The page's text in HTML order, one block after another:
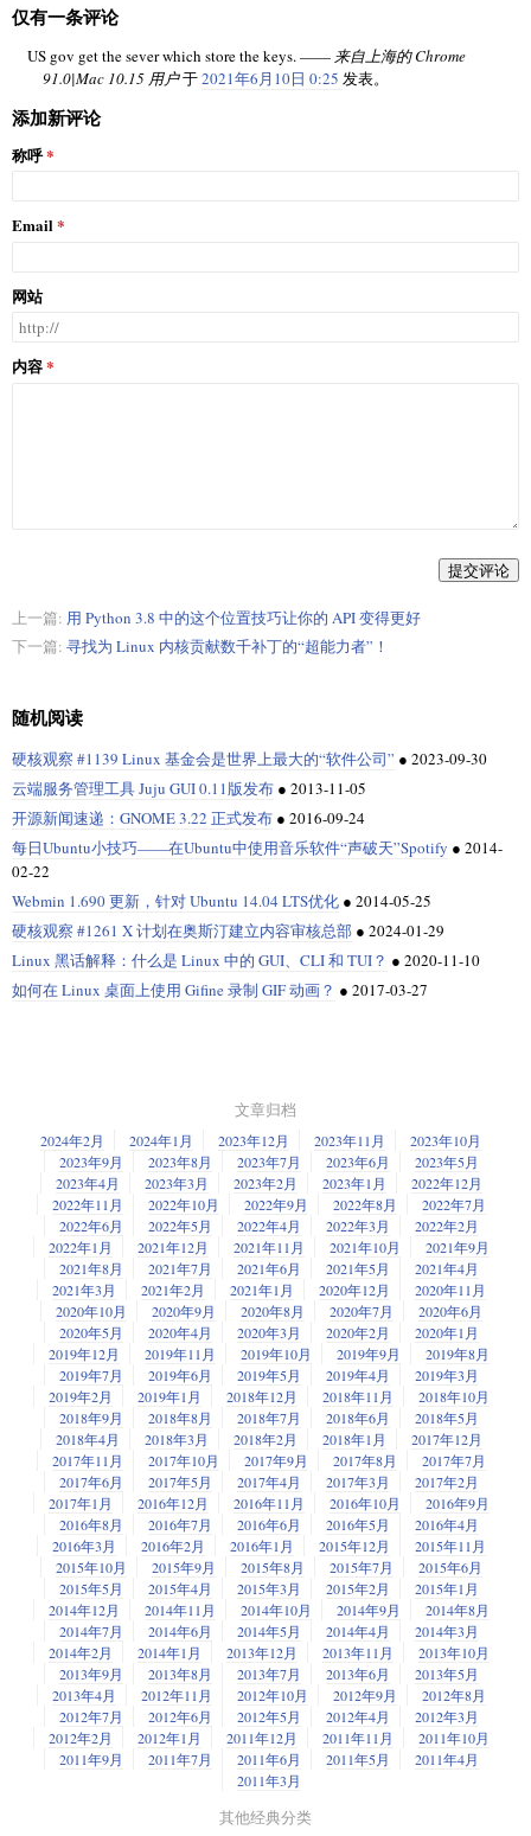
仅有一条评论
US gov get the sever which store the keys. —— 来自上海的 Chrome
91.0|Mac 10.15 用户于2021年6月10日 0:25 发表。
添加新评论
称呼
Email
网站
内容
提交评论
上一篇: 用 Python 3.8 中的这个位置技巧让你的 API 变得更好
下一篇: 寻找为 Linux 内核贡献数千补丁的“超能力者”！
随机阅读
硬核观察 #1139 Linux 基金会是世界上最大的“软件公司” ● 2023-09-30
云端服务管理工具 Juju GUI 0.11版发布 ● 2013-11-05
开源新闻速递：GNOME 3.22 正式发布 ● 2016-09-24
每日Ubuntu小技巧——在Ubuntu中使用音乐软件“声破天”Spotify ● 2014-
02-22
Webmin 1.690 更新，针对 Ubuntu 14.04 LTS优化 ● 2014-05-25
硬核观察 #1261 X 计划在奥斯汀建立内容审核总部 ● 2024-01-29
Linux 黑话解释：什么是 Linux 中的 GUI、CLI 和 TUI？ ● 2020-11-10
如何在 Linux 桌面上使用 Gifine 录制 GIF 动画？ ● 2017-03-27
文章归档
2024年2月 2024年1月 2023年12月 2023年11月
2023年10月
2023年9月
2023年8月 2023年7月 2023年6月
2023年5月
2023年4月
2023年3月 2023年2月 2023年1月
2022年12月
2022年11月
2022年10月 2022年9月 2022年8月
2022年7月
2022年6月
2022年5月 2022年4月 2022年3月
2022年2月
2022年1月
2021年12月 2021年11月 2021年10月
2021年9月
2021年8月
2021年7月 2021年6月 2021年5月
2021年4月
2021年3月
2021年2月 2021年1月 2020年12月
2020年11月
2020年10月
2020年9月 2020年8月 2020年7月
2020年6月
2020年5月
2020年4月 2020年3月 2020年2月
2020年1月
2019年12月
2019年11月 2019年10月 2019年9月
2019年8月
2019年7月
2019年6月 2019年5月 2019年4月
2019年3月
2019年2月
2019年1月 2018年12月 2018年11月
2018年10月
2018年9月
2018年8月 2018年7月 2018年6月
2018年5月
2018年4月
2018年3月 2018年2月 2018年1月
2017年12月
2017年11月
2017年10月 2017年9月 2017年8月
2017年7月
2017年6月
2017年5月 2017年4月 2017年3月
2017年2月
2017年1月
2016年12月 2016年11月 2016年10月
2016年9月
2016年8月
2016年7月 2016年6月 2016年5月
2016年4月
2016年3月
2016年2月 2016年1月 2015年12月
2015年11月
2015年10月
2015年9月 2015年8月 2015年7月
2015年6月
2015年5月
2015年4月 2015年3月 2015年2月
2015年1月
2014年12月
2014年11月 2014年10月 2014年9月
2014年8月
2014年7月
2014年6月 2014年5月 2014年4月
2014年3月
2014年2月
2014年1月 2013年12月 2013年11月
2013年10月
2013年9月
2013年8月 2013年7月 2013年6月
2013年5月
2013年4月
2012年11月 2012年10月 2012年9月
2012年8月
2012年7月
2012年6月 2012年5月 2012年4月
2012年3月
2012年2月
2012年1月 2011年12月 2011年11月
2011年10月
2011年9月
2011年7月 2011年6月 2011年5月
2011年4月
2011年3月
其他经典分类